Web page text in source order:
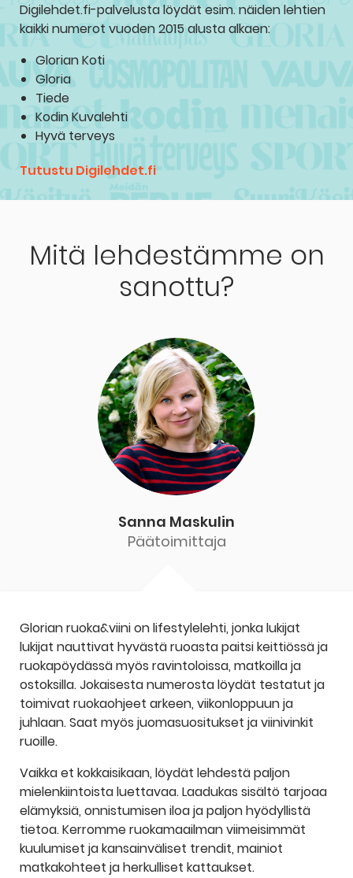
Digilehdet.fi-palvelusta löydät esim. näiden lehtien
kaikki numerot vuoden 2015 alusta alkaen:
Glorian Koti
Gloria
Tiede
Kodin Kuvalehti
Hyvä terveys
Tutustu Digilehdet.fi
Mitä lehdestämme on
sanottu?
Sanna Maskulin
Päätoimittaja
Glorian ruoka&viini on lifestylelehti, jonka lukijat
lukijat nauttivat hyvästä ruoasta paitsi keittiössä ja
ruokapöydässä myös ravintoloissa, matkoilla ja
ostoksilla. Jokaisesta numerosta löydät testatut ja
toimivat ruokaohjeet arkeen, viikonloppuun ja
juhlaan. Saat myös juomasuositukset ja viinivinkit
ruoille.
Vaikka et kokkaisikaan, löydät lehdestä paljon
mielenkiintoista luettavaa. Laadukas sisältö tarjoaa
elämyksiä, onnistumisen iloa ja paljon hyödyllistä
tietoa. Kerromme ruokamaailman viimeisimmät
kuulumiset ja kansainväliset trendit, mainiot
matkakohteet ja herkulliset kattaukset.